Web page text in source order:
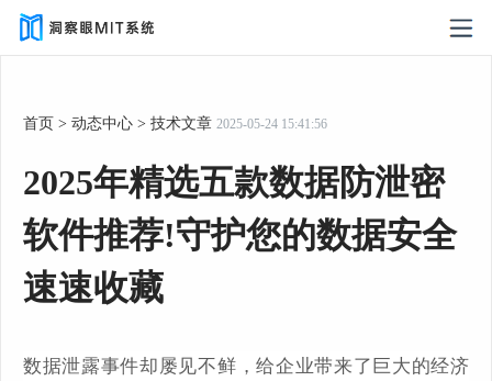
首页 > 动态中心 > 技术文章 2025-05-24 15:41:56
2025年精选五款数据防泄密
软件推荐!守护您的数据安全
速速收藏
数据泄露事件却屡见不鲜，给企业带来了巨大的经济